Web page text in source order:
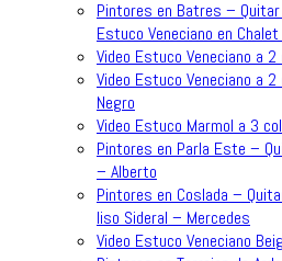
Pintores en Batres –
Estuco Veneciano en
Video Estuco Veneciano a
Video Estuco Veneciano a
Negro
Video Estuco Marmol a 3
Pintores en Parla Este –
– Alberto
Pintores en Coslada –
liso Sideral – Mercedes
Video Estuco Veneciano